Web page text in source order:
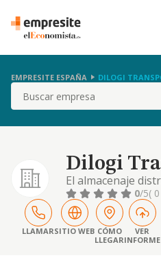
EMPRESITE ESPAÑA DILOGI
Buscar
Dilogi
El almacenaje
nacional e
carretera.
0/5(
LLAMARSITIO WEB CÓMO
LLEGAR
VER
INFORME